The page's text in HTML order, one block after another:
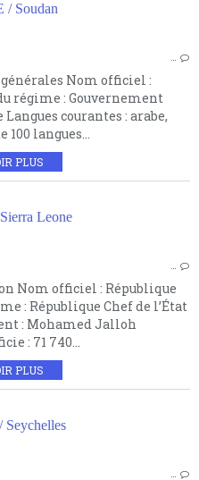
/ Soudan
…
Nom officiel :
régime : Gouvernement
courantes : arabe,
100 langues...
PLUS
Leone
…
Nom officiel : République
: République Chef de l’État
: Mohamed Jalloh
: 71 740...
PLUS
…